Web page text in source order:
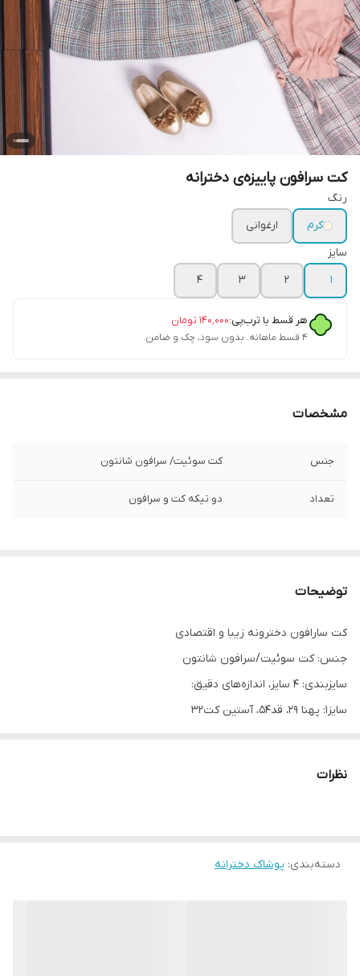
کت سرافون پاییزه‌ی دخترانه
رنگ
کرم
ارغوانی
سایز
۱
۲ ۳ ۴
هر قسط با ترب‌پی:۱۴۰٬۰۰۰ تومان
۴ قسط ماهانه. بدون سود، چک و ضامن.
مشخصات
جنس کت سوئیت/ سرافون شانتون
تعداد دو تیکه کت و سرافون
توضیحات
کت سارافون دخترونه زیبا و اقتصادی
جنس: کت سوئیت/سرافون شانتون
سایزبندی: ۴ سایز، اندازه‌های دقیق:
سایز۱: پهنا ۲۹، قد۵۴، آستین کت۳۲
نظرات
دسته‌بندی: پوشاک دخترانه